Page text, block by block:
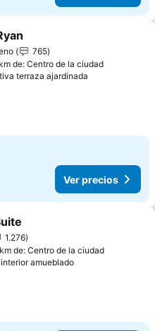
a favoritos
765
de: Centro de la ciudad
terraza ajardinada
Ver precios
a favoritos
1.276
de: Centro de la ciudad
amuebladoVer precios